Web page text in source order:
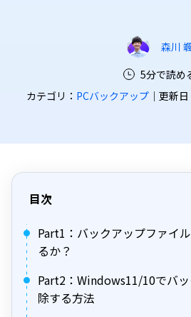
森川
5分で読め
カテゴリ： PCバックアップ｜更新
目次
Part1：バックアップファイ
るか？
Part2：Windows11/10でバ
除する方法